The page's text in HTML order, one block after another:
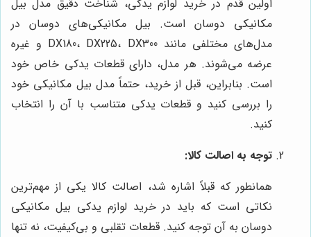
اولین قدم در خرید لوازم یدکی، شناخت دقیق مدل بیل
مکانیکی دوسان است. بیل مکانیکی‌های دوسان در
مدل‌های مختلفی مانند DX180، DX225، DX300 و غیره
عرضه می‌شوند. هر مدل، دارای قطعات یدکی خاص خود
است. بنابراین، قبل از خرید، حتماً مدل بیل مکانیکی خود
را بررسی کنید و قطعات یدکی متناسب با آن را انتخاب
کنید.
توجه به اصالت کالا:
همانطور که قبلاً اشاره شد، اصالت کالا یکی از مهم‌ترین
نکاتی است که باید در خرید لوازم یدکی بیل مکانیکی
دوسان به آن توجه کنید. قطعات تقلبی و بی‌کیفیت، نه تنها